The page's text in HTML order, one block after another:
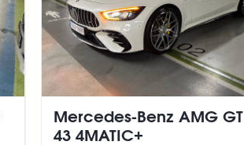
Mercedes-Benz AMG GT
43 4MATIC+